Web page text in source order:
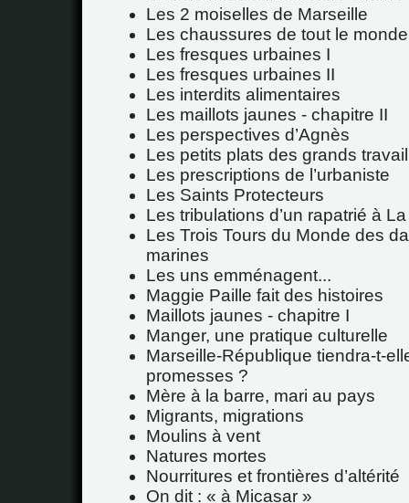
Les 2 moiselles de Marseille
Les chaussures de tout le monde
Les fresques urbaines I
Les fresques urbaines II
Les interdits alimentaires
Les maillots jaunes - chapitre II
Les perspectives d’Agnès
Les petits plats des grands
Les prescriptions de l’urbaniste
Les Saints Protecteurs
Les tribulations d’un rapatrié à
Les Trois Tours du Monde des
marines
Les uns emménagent...
Maggie Paille fait des histoires
Maillots jaunes - chapitre I
Manger, une pratique culturelle
Marseille-République tiendra-t-
promesses ?
Mère à la barre, mari au pays
Migrants, migrations
Moulins à vent
Natures mortes
Nourritures et frontières d’altérité
On dit : « à Micasar »